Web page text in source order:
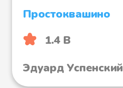
Простоквашино
1.4 B
Эдуард Успенский